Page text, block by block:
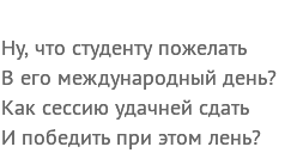
Ну, что студенту пожелать
В его международный день?
Как сессию удачней сдать
И победить при этом лень?